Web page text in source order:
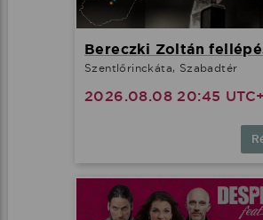
Bereczki Zoltán
Szentlőrinckáta, Szabadtér
2026.08.08 20:45